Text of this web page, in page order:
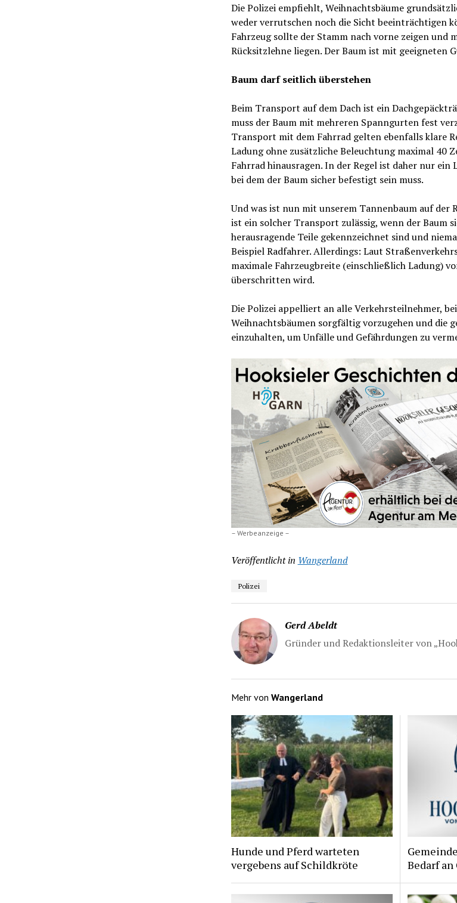
Die Polizei empfiehlt, Weihnachtsbäume
weder verrutschen noch die Sicht beeinträchtigen
Fahrzeug sollte der Stamm nach vorne zeigen und
Rücksitzlehne liegen. Der Baum ist mit geeigneten
Baum darf seitlich überstehen
Beim Transport auf dem Dach ist ein
muss der Baum mit mehreren Spanngurten fest
Transport mit dem Fahrrad gelten ebenfalls klare
Ladung ohne zusätzliche Beleuchtung maximal 40
Fahrrad hinausragen. In der Regel ist daher nur ein
bei dem der Baum sicher befestigt sein muss.
Und was ist nun mit unserem Tannenbaum auf der
ist ein solcher Transport zulässig, wenn der Baum
herausragende Teile gekennzeichnet sind und
Beispiel Radfahrer. Allerdings: Laut
maximale Fahrzeugbreite (einschließlich Ladung)
überschritten wird.
Die Polizei appelliert an alle Verkehrsteilnehmer,
Weihnachtsbäumen sorgfältig vorzugehen und die
einzuhalten, um Unfälle und Gefährdungen zu
– Werbeanzeige –
Veröffentlicht in Wangerland
Polizei
Gerd Abeldt
Gründer und Redaktionsleiter von
Mehr von Wangerland
Hunde und Pferd warteten
vergebens auf Schildkröte
Bedarf an